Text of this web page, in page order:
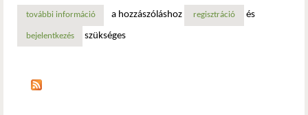
további információa „414-esek” és az első számítógépes bűncselekmények
a hozzászóláshoz regisztráció és
bejelentkezés szükséges